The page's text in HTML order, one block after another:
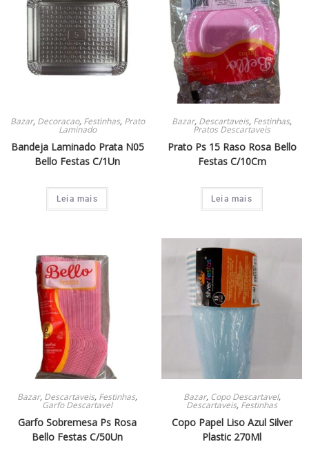
Bazar, Decoracao, Festinhas, Prato
Laminado
Bandeja Laminado Prata N05
Bello Festas C/1Un
Leia mais
Bazar, Descartaveis, Festinhas,
Pratos Descartaveis
Prato Ps 15 Raso Rosa Bello
Festas C/10Cm
Leia mais
Bazar, Descartaveis, Festinhas,
Garfo Descartavel
Garfo Sobremesa Ps Rosa
Bello Festas C/50Un
Bazar, Copo Descartavel,
Descartaveis, Festinhas
Copo Papel Liso Azul Silver
Plastic 270Ml